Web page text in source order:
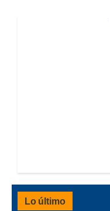
Lo último